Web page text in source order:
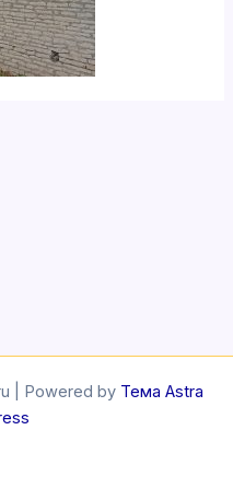
| Powered by Тема Astra